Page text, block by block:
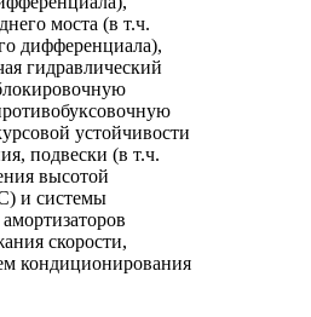
моста (в т.ч.
дифференциала),
гидравлический
устойчивости
подвески (в т.ч.
высотой
и системы
скорости,
кондиционирования